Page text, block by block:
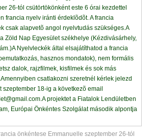
önkéntese Emmanuelle szeptember 26-tól